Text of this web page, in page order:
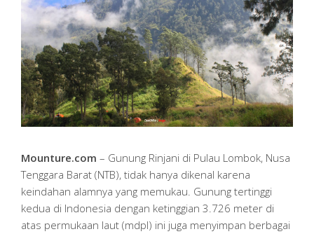
Mounture.com – Gunung Rinjani di Pulau Lombok, Nusa
Tenggara Barat (NTB), tidak hanya dikenal karena
keindahan alamnya yang memukau. Gunung tertinggi
kedua di Indonesia dengan ketinggian 3.726 meter di
atas permukaan laut (mdpl) ini juga menyimpan berbagai